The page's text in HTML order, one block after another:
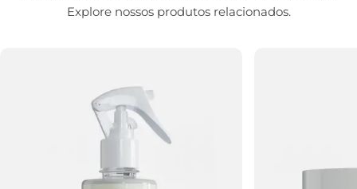
Explore nossos produtos relacionados.